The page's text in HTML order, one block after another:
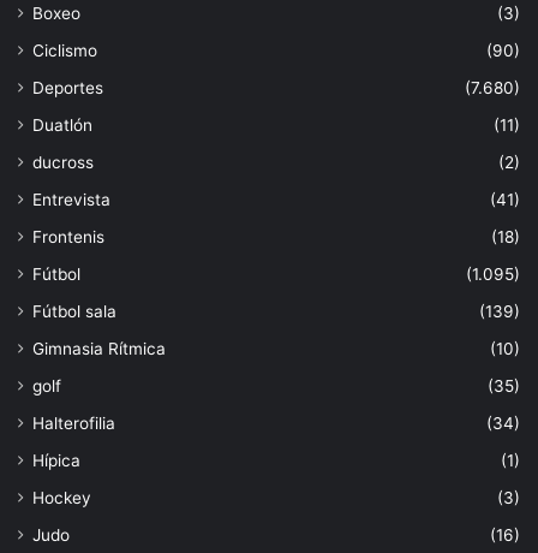
Boxeo
(3)
Ciclismo
(90)
Deportes
(7.680)
Duatlón
(11)
ducross
(2)
Entrevista
(41)
Frontenis
(18)
Fútbol
(1.095)
Fútbol sala
(139)
Gimnasia Rítmica
(10)
golf
(35)
Halterofilia
(34)
Hípica
(1)
Hockey
(3)
Judo
(16)